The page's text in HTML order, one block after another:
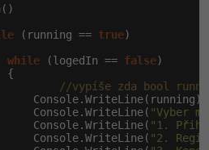
(running == true)
while (logedIn == false)
{
//vypíše zda bool
Console.WriteLine(running);
Console.WriteLine(
"Vyber
Console.WriteLine(
"1.
Console.WriteLine(
"2.